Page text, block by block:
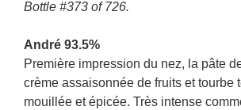
Bottle #373 of 726.
André 93.5%
Première impression du nez, la pâte
crème assaisonnée de fruits et tourbe
mouillée et épicée. Très intense